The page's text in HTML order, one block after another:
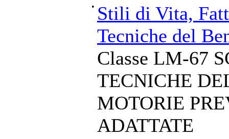
• Stili di Vita,
Tecniche del
Classe LM-67
TECNICHE
MOTORIE
ADATTATE